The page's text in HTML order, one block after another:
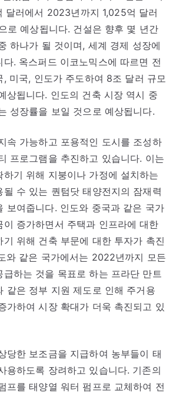
달러에서 2023년까지 1,025억 달러
로 예상됩니다. 건설은 향후 몇 년간
하나가 될 것이며, 세계 경제 성장에
다. 옥스퍼드 이코노믹스에 따르면 전
미국, 인도가 주도하여 8조 달러 규모
상됩니다. 인도의 건축 시장 역시 중
성장률을 보일 것으로 예상됩니다.
속 가능하고 포용적인 도시를 조성하
프로그램을 추진하고 있습니다. 이는
기 위해 지붕이나 가정에 설치하는
수 있는 퀀텀닷 태양전지의 잠재력
보여줍니다. 인도와 중국과 같은 국가
이 증가하면서 주택과 인프라에 대한
기 위해 건축 부문에 대한 투자가 촉진
와 같은 국가에서는 2022년까지 모든
급하는 것을 목표로 하는 프라단 만트
같은 정부 지원 제도로 인해 주거용
가하여 시장 확대가 더욱 촉진되고 있
당한 보조금을 지급하여 농부들이 태
용하도록 장려하고 있습니다. 기존의
프를 태양열 워터 펌프로 교체하여 전